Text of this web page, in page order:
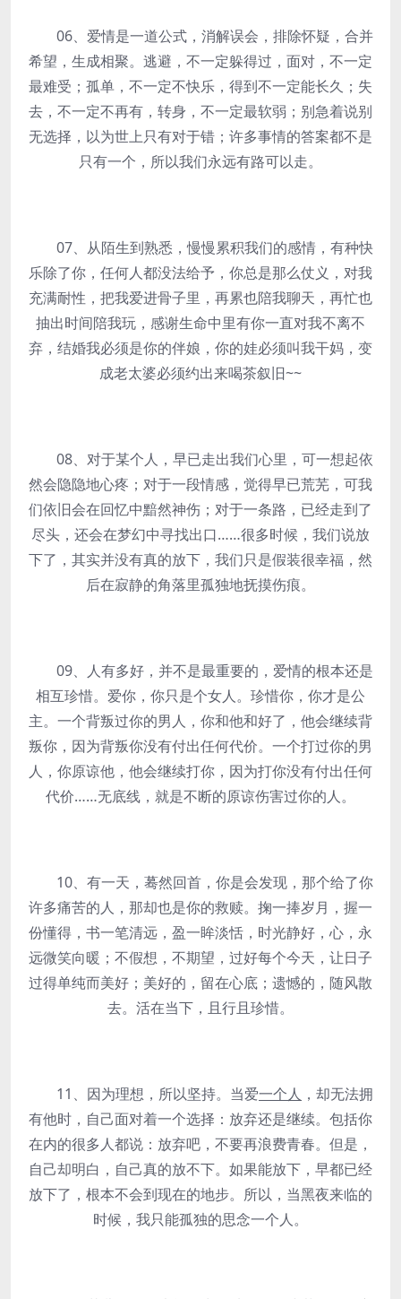
06、爱情是一道公式，消解误会，排除怀疑，合并
希望，生成相聚。逃避，不一定躲得过，面对，不一定
最难受；孤单，不一定不快乐，得到不一定能长久；失
去，不一定不再有，转身，不一定最软弱；别急着说别
无选择，以为世上只有对于错；许多事情的答案都不是
只有一个，所以我们永远有路可以走。
07、从陌生到熟悉，慢慢累积我们的感情，有种快
乐除了你，任何人都没法给予，你总是那么仗义，对我
充满耐性，把我爱进骨子里，再累也陪我聊天，再忙也
抽出时间陪我玩，感谢生命中里有你一直对我不离不
弃，结婚我必须是你的伴娘，你的娃必须叫我干妈，变
成老太婆必须约出来喝茶叙旧~~
08、对于某个人，早已走出我们心里，可一想起依
然会隐隐地心疼；对于一段情感，觉得早已荒芜，可我
们依旧会在回忆中黯然神伤；对于一条路，已经走到了
尽头，还会在梦幻中寻找出口……很多时候，我们说放
下了，其实并没有真的放下，我们只是假装很幸福，然
后在寂静的角落里孤独地抚摸伤痕。
09、人有多好，并不是最重要的，爱情的根本还是
相互珍惜。爱你，你只是个女人。珍惜你，你才是公
主。一个背叛过你的男人，你和他和好了，他会继续背
叛你，因为背叛你没有付出任何代价。一个打过你的男
人，你原谅他，他会继续打你，因为打你没有付出任何
代价……无底线，就是不断的原谅伤害过你的人。
10、有一天，蓦然回首，你是会发现，那个给了你
许多痛苦的人，那却也是你的救赎。掬一捧岁月，握一
份懂得，书一笔清远，盈一眸淡恬，时光静好，心，永
远微笑向暖；不假想，不期望，过好每个今天，让日子
过得单纯而美好；美好的，留在心底；遗憾的，随风散
去。活在当下，且行且珍惜。
11、因为理想，所以坚持。当爱一个人 ，却无法拥
有他时，自己面对着一个选择：放弃还是继续。包括你
在内的很多人都说：放弃吧，不要再浪费青春。但是，
自己却明白，自己真的放不下。如果能放下，早都已经
放下了，根本不会到现在的地步。所以，当黑夜来临的
时候，我只能孤独的思念一个人。